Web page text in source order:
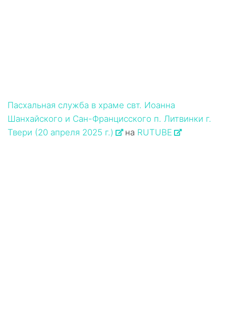
Пасхальная служба в храме свт. Иоанна
Шанхайского и Сан-Францисского п. Литвинки г.
Твери (20 апреля 2025 г.)
на RUTUBE